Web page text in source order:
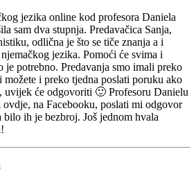
jezika online kod profesora Daniela
sam dva stupnja. Predavačica Sanja,
odlična je što se tiče znanja a i
jezika. Pomoći će svima i
je potrebno. Predavanja smo imali preko
možete i preko tjedna poslati poruku ako
uvijek će odgovoriti 🙂 Profesoru Danielu
na Facebooku, poslati mi odgovor
ih je bezbroj. Još jednom hvala